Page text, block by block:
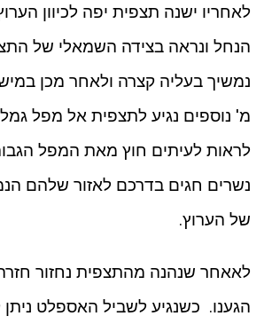
לאחריו ישנה תצפית יפה לכיוון
הנחל ונראה בצידה השמאלי של
מ' נוספים נגיע לתצפית אל מפל
לראות לעיתים חוץ מאת המפל
נשרים חגים בדרכם לאזור שלהם
של הערוץ.
לאאחר שנהנה מהתצפית נחזור
הגענו. כשנגיע לשביל האספלט ניתן